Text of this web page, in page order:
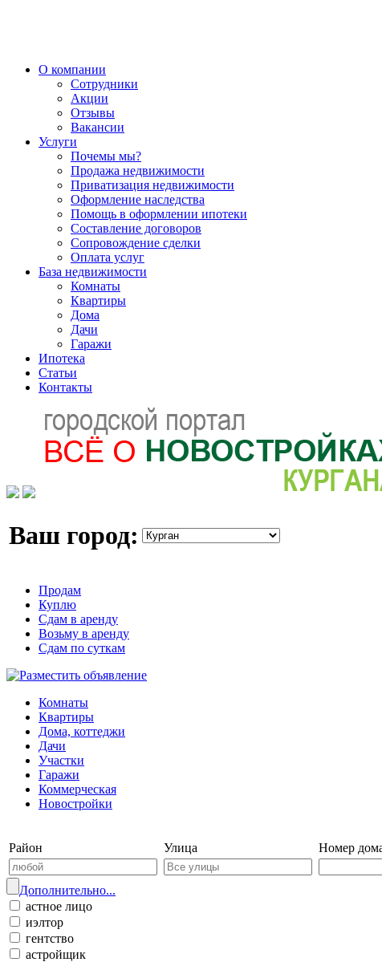
О компании
Сотрудники
Акции
Отзывы
Вакансии
Услуги
Почемы мы?
Продажа недвижимости
Приватизация недвижимости
Оформление наследства
Помощь в оформлении ипотеки
Составление договоров
Сопровождение сделки
Оплата услуг
База недвижимости
Комнаты
Квартиры
Дома
Дачи
Гаражи
Ипотека
Статьи
Контакты
Ваш город:
Продам
Куплю
Сдам в аренду
Возьму в аренду
Сдам по суткам
Комнаты
Квартиры
Дома, коттеджи
Дачи
Участки
Гаражи
Коммерческая
Новостройки
Район
Улица Номер
Дополнительно...
астное лицо
иэлтор
гентство
астройщик